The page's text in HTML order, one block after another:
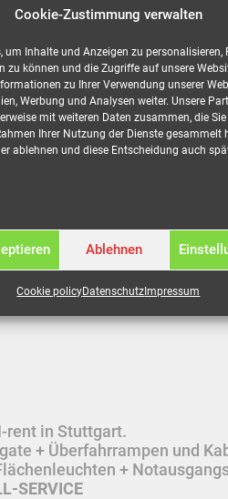
Cookie-Zustimmung verwalten
um Inhalte und Anzeigen zu personalisieren,
zu können und die Zugriffe auf unsere
zu Ihrer Verwendung unserer
Werbung und Analysen weiter. Unsere
mit weiteren Daten zusammen, die
Ihrer Nutzung der Dienste gesammelt
ablehnen und diese Entscheidung auch
Ablehnen
Cookie policyDatenschutzImpressum
Federklappdeckel, H07RN-F 3G
überzeugt SiRoX®
Die SIROX® Verlängerungen
rent in Stuttgart.
+ Überfahrrampen und
+
SERVICE